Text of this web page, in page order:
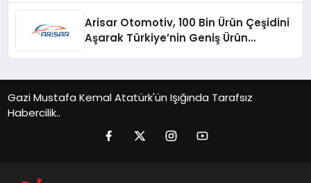
Arisar Otomotiv, 100 Bin Ürün Çeşidini
Aşarak Türkiye’nin Geniş Ürün
Gazi Mustafa Kemal Atatürk'ün Işığında Tarafsız
Habercilik..